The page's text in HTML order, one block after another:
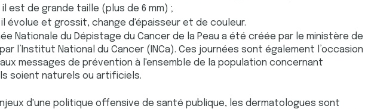
il est de grande taille (plus de 6 mm) ;
il évolue et grossit, change d'épaisseur et de couleur.
Nationale du Dépistage du Cancer de la Peau a été créée par le ministère de
l’Institut National du Cancer (INCa). Ces journées sont également l’occasion
messages de prévention à l'ensemble de la population concernant
soient naturels ou artificiels.
d'une politique offensive de santé publique, les dermatologues sont